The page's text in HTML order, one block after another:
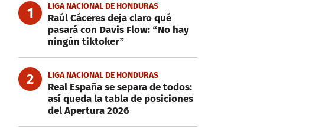
1 LIGA NACIONAL DE HONDURAS
Raúl Cáceres deja claro qué
pasará con Davis Flow: “No hay
ningún tiktoker”
2 LIGA NACIONAL DE HONDURAS
Real España se separa de todos:
así queda la tabla de posiciones
del Apertura 2026